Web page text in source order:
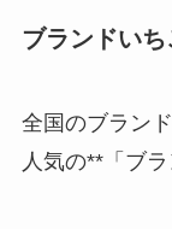
ブランドい
全国のブラン
人気の**「ブ